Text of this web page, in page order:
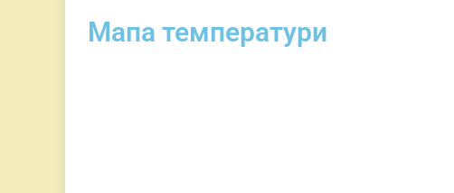
Мапа температури